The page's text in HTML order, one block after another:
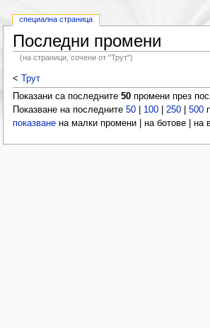
Последни промени
(на страници, сочени от "Трут")
< Трут
Показани са последните 50промени през
Показване на последните 50| 100| 250| 500
показванена малки промени | на ботове | на
специална страница